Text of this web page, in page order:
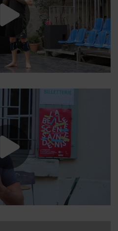
Lancer la
Lancer la